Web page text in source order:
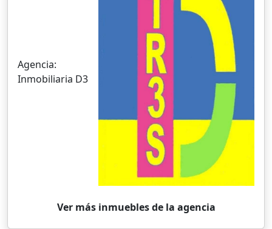
Agencia:
Inmobiliaria D3
Ver más inmuebles de la agencia